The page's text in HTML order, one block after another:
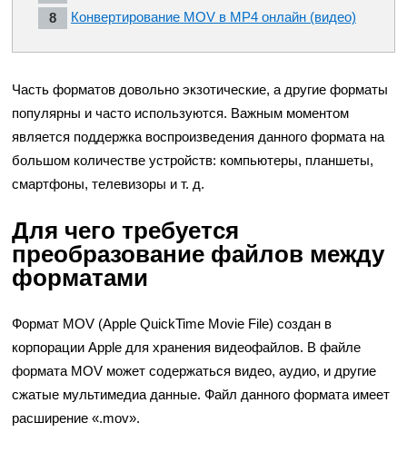
Конвертирование MOV в MP4 онлайн (видео)
Часть форматов довольно экзотические, а другие форматы
популярны и часто используются. Важным моментом
является поддержка воспроизведения данного формата на
большом количестве устройств: компьютеры, планшеты,
смартфоны, телевизоры и т. д.
Для чего требуется
преобразование файлов между
форматами
Формат MOV (Apple QuickTime Movie File) создан в
корпорации Apple для хранения видеофайлов. В файле
формата MOV может содержаться видео, аудио, и другие
сжатые мультимедиа данные. Файл данного формата имеет
расширение «.mov».